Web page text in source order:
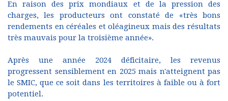
En raison des prix mondiaux et de la pression des
charges, les producteurs ont constaté de «très bons
rendements en céréales et oléagineux mais des résultats
très mauvais pour la troisième année».
Après une année 2024 déficitaire, les revenus
progressent sensiblement en 2025 mais n'atteignent pas
le SMIC, que ce soit dans les territoires à faible ou à fort
potentiel.